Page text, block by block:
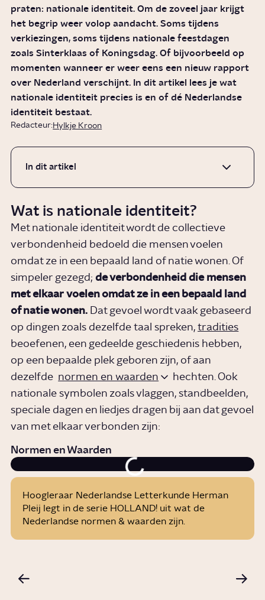
praten: nationale identiteit. Om de zoveel jaar krijgt
het begrip weer volop aandacht. Soms tijdens
verkiezingen, soms tijdens nationale feestdagen
zoals Sinterklaas of Koningsdag. Of bijvoorbeeld op
momenten wanneer er weer eens een nieuw rapport
over Nederland verschijnt. In dit artikel lees je wat
nationale identiteit precies is en of dé Nederlandse
identiteit bestaat.
Redacteur:Hylkje Kroon
In dit artikel
Wat is nationale identiteit?
Met nationale identiteit wordt de collectieve
verbondenheid bedoeld die mensen voelen
omdat ze in een bepaald land of natie wonen. Of
simpeler gezegd; de verbondenheid die mensen
met elkaar voelen omdat ze in een bepaald land
of natie wonen.
Dat gevoel wordt vaak gebaseerd
op dingen zoals dezelfde taal spreken,tradities
beoefenen, een gedeelde geschiedenis hebben,
op een bepaalde plek geboren zijn, of aan
dezelfde normen en waarden
hechten. Ook
nationale symbolen zoals vlaggen, standbeelden,
speciale dagen en liedjes dragen bij aan dat gevoel
van met elkaar verbonden zijn:
Normen en Waarden
Hoogleraar Nederlandse Letterkunde Herman
Pleij legt in de serie HOLLAND! uit wat de
Nederlandse normen & waarden zijn.